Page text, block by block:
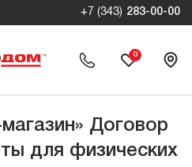
+7 (343) 283-00-00
0
Договор
для физических